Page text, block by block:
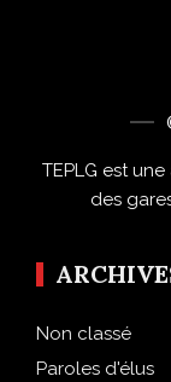
TEPLG est
des
Non classé
Paroles d'élus